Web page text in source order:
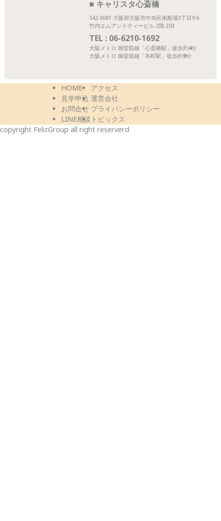
■ キャリスタ心斎橋
542-0081 大阪府大阪市中央区南船場3丁目9-6
竹内エムアンドティービル 2階 203
TEL : 06-6210-1692
大阪メトロ 御堂筋線「心斎橋駅」 徒歩約4分
大阪メトロ 御堂筋線「本町駅」 徒歩約9分
HOME
見学申込
お問合せ
LINE相談
アクセス
運営会社
プライバシーポリシー
トピックス
copyright FelizGroup all right reserverd